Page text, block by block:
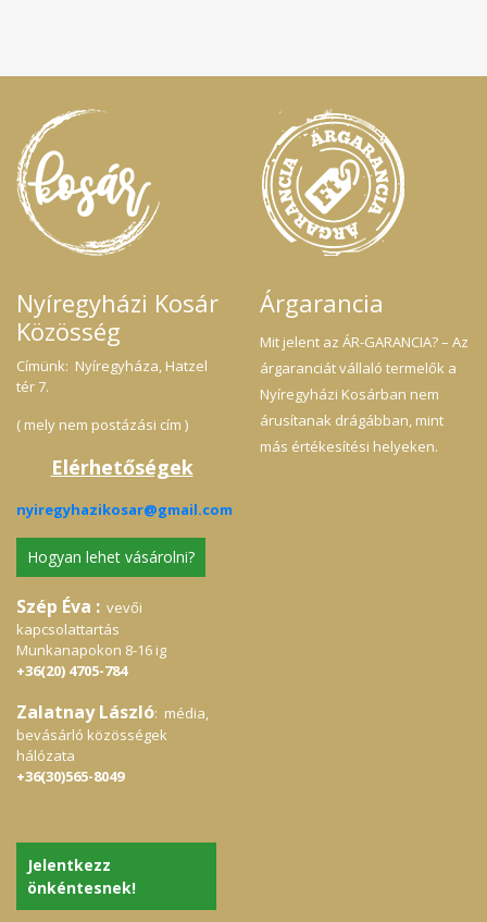
Nyíregyházi Kosár
Közösség
Címünk: Nyíregyháza, Hatzel
tér 7.
( mely nem postázási cím )
Elérhetőségek
nyiregyhazikosar@gmail.com
Hogyan lehet vásárolni?
Szép Éva : vevői
kapcsolattartás
Munkanapokon 8-16 ig
+36(20) 4705-784
Zalatnay László: média,
bevásárló közösségek
hálózata
+36(30)565-8049
Jelentkezz
önkéntesnek!
Árgarancia
Mit jelent az ÁR-GARANCIA? – Az
árgaranciát vállaló termelők a
Nyíregyházi Kosárban nem
árusítanak drágábban, mint
más értékesítési helyeken.